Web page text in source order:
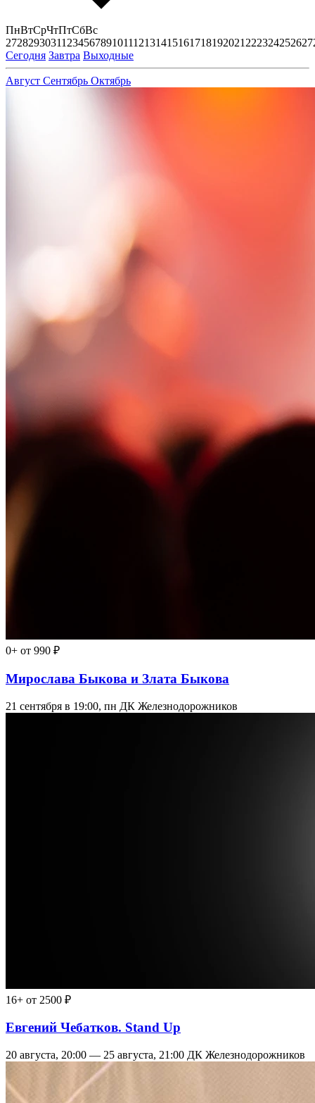
ПнВтСрЧтПтСбВс
27282930311 23456789101112131415161718192021 222324252627
Сегодня Завтра Выходные
Август Сентябрь Октябрь
0+ от 990 ₽
Мирослава Быкова и Злата Быкова
21 сентября в 19:00, пн ДК Железнодорожников
16+ от 2500 ₽
Евгений Чебатков. Stand Up
20 августа, 20:00 — 25 августа, 21:00 ДК Железнодорожников